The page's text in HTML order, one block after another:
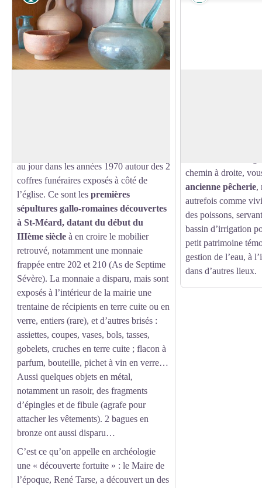
au jour dans les années 1970 autour des 2
coffres funéraires exposés à côté de
l’église. Ce sont les premières
sépultures gallo-romaines découvertes
à St-Méard, datant du début du
IIIème siècle à en croire le mobilier
retrouvé, notamment une monnaie
frappée entre 202 et 210 (As de Septime
Sévère). La monnaie a disparu, mais sont
exposés à l’intérieur de la mairie une
trentaine de récipients en terre cuite ou en
verre, entiers (rare), et d’autres brisés :
assiettes, coupes, vases, bols, tasses,
gobelets, cruches en terre cuite ; flacon à
parfum, bouteille, pichet à vin en verre…
Aussi quelques objets en métal,
notamment un rasoir, des fragments
d’épingles et de fibule (agrafe pour
attacher les vêtements). 2 bagues en
bronze ont aussi disparu…
C’est ce qu’on appelle en archéologie
une « découverte fortuite » : le Maire de
l’époque, René Tarse, a découvert un des
chemin à droite,
ancienne pêcherie,
autrefois comme
des poissons,
bassin d’irrigation
petit patrimoine
gestion de l’eau, à
dans d’autres lieux.